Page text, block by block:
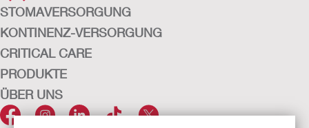
STOMAVERSORGUNG
KONTINENZ-VERSORGUNG
CRITICAL CARE
PRODUKTE
ÜBER UNS